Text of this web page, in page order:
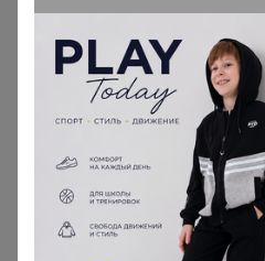
Как здесь все устроено?
Как сделать заказ?